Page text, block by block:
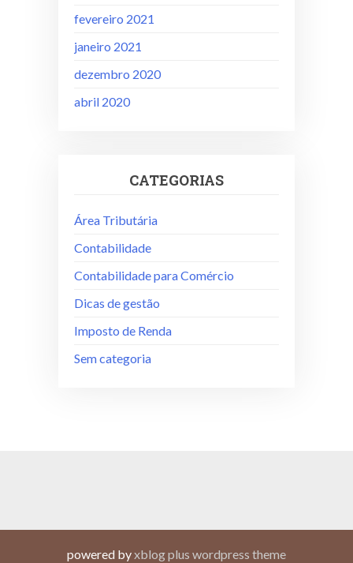
fevereiro 2021
janeiro 2021
dezembro 2020
abril 2020
CATEGORIAS
Área Tributária
Contabilidade
Contabilidade para Comércio
Dicas de gestão
Imposto de Renda
Sem categoria
powered byxblog plus wordpress theme